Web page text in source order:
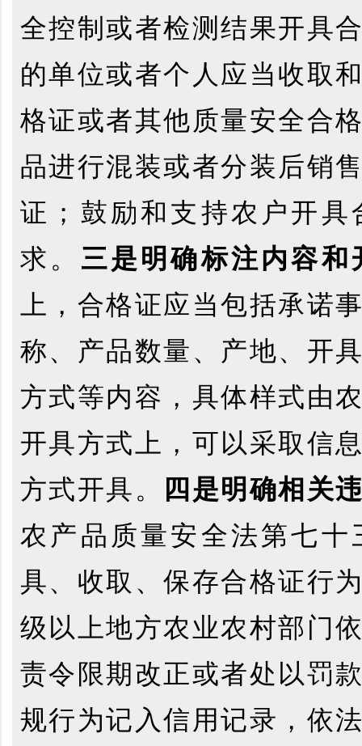
全控制或者检测结果开具
的单位或者个人应当收取
格证或者其他质量安全合
品进行混装或者分装后销
证；鼓励和支持农户开
求。 三是明确标注内容
上，合格证应当包括承诺
称、产品数量、产地、开
方式等内容，具体样式由
开具方式上，可以采取信
方式开具。 四是明确相关
农产品质量安全法第七
具、收取、保存合格证行
级以上地方农业农村部门
责令限期改正或者处以罚
规行为记入信用记录，依